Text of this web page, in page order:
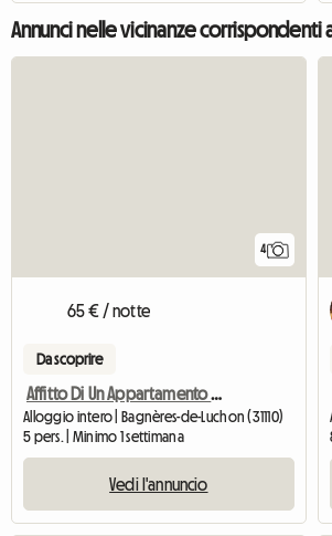
Annunci nelle vicinanze corrispondenti
4
65 € / notte
Da scoprire
Affitto Di Un Appartamento A 200 M Dagli Impianti Di Risalita, Per 5 Persone
Alloggio intero | Bagnères-de-Luchon (31110)
5 pers. | Minimo 1 settimana
Vedi l'annuncio